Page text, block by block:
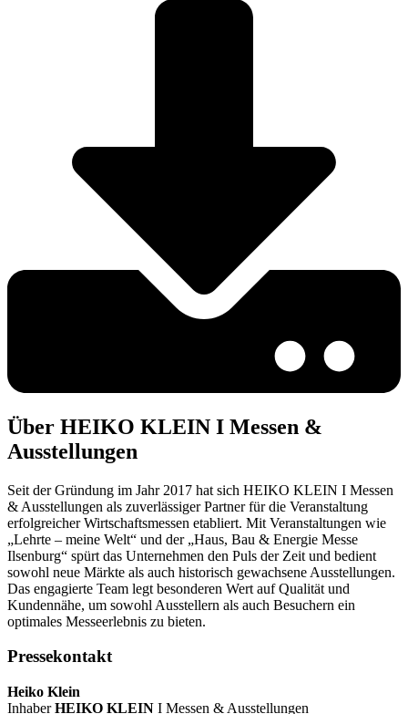
Über HEIKO KLEIN I Messen &
Ausstellungen
Seit der Gründung im Jahr 2017 hat sich HEIKO KLEIN I Messen
& Ausstellungen als zuverlässiger Partner für die Veranstaltung
erfolgreicher Wirtschaftsmessen etabliert. Mit Veranstaltungen wie
„Lehrte – meine Welt“ und der „Haus, Bau & Energie Messe
Ilsenburg“ spürt das Unternehmen den Puls der Zeit und bedient
sowohl neue Märkte als auch historisch gewachsene Ausstellungen.
Das engagierte Team legt besonderen Wert auf Qualität und
Kundennähe, um sowohl Ausstellern als auch Besuchern ein
optimales Messeerlebnis zu bieten.
Pressekontakt
Heiko Klein
InhaberHEIKO KLEIN I Messen & Ausstellungen